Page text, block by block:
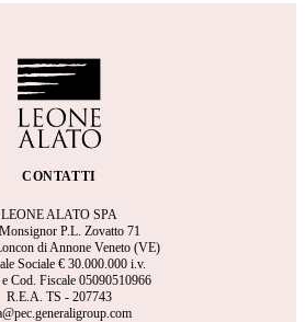
CONTATTI
LEONE ALATO SPA
P.L. Zovatto 71
di Annone Veneto (VE)
Sociale € 30.000.000 i.v.
Cod. Fiscale 05090510966
R.E.A. TS - 207743